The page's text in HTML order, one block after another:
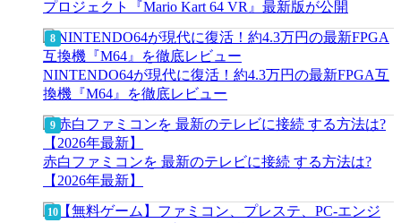
プロジェクト『Mario Kart 64 VR』最新版が公開
NINTENDO64が現代に復活！約4.3万円の最新FPGA互
換機『M64』を徹底レビュー
赤白ファミコンを 最新のテレビに接続 する方法は?
【2026年最新】